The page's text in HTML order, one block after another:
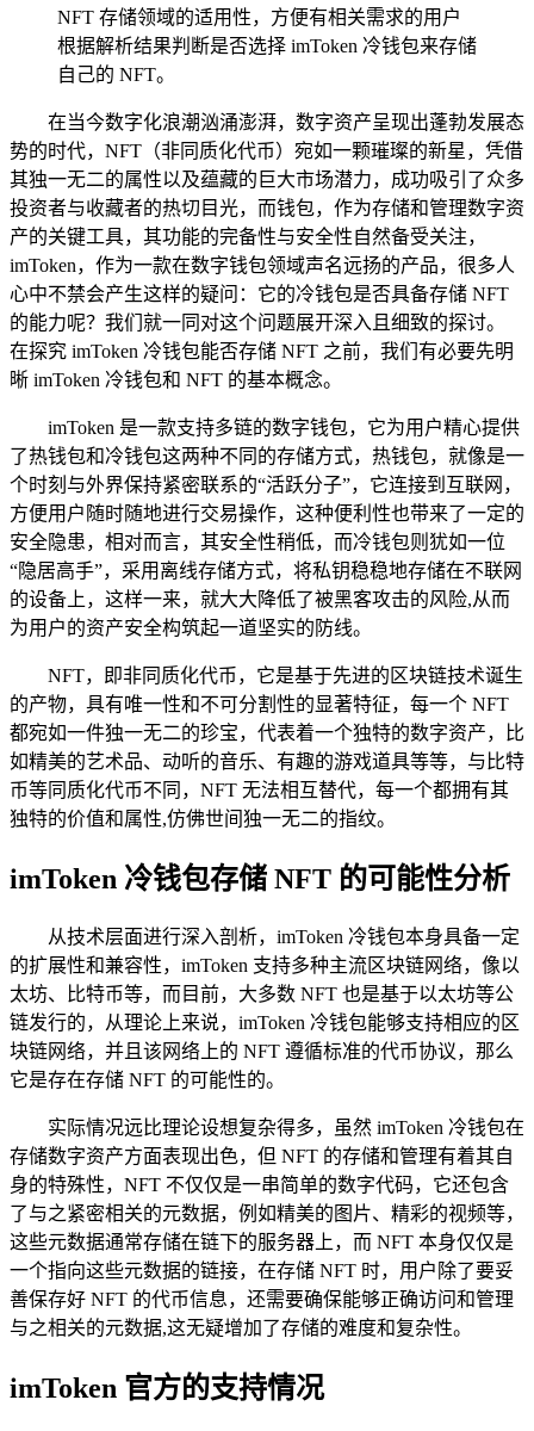
NFT 存储领域的适用性，方便有相关需求的用户
根据解析结果判断是否选择 imToken 冷钱包来存储
自己的 NFT。
在当今数字化浪潮汹涌澎湃，数字资产呈现出蓬勃发展态
势的时代，NFT（非同质化代币）宛如一颗璀璨的新星，凭借
其独一无二的属性以及蕴藏的巨大市场潜力，成功吸引了众多
投资者与收藏者的热切目光，而钱包，作为存储和管理数字资
产的关键工具，其功能的完备性与安全性自然备受关注，
imToken，作为一款在数字钱包领域声名远扬的产品，很多人
心中不禁会产生这样的疑问：它的冷钱包是否具备存储 NFT
的能力呢？我们就一同对这个问题展开深入且细致的探讨。
在探究 imToken 冷钱包能否存储 NFT 之前，我们有必要先明
晰 imToken 冷钱包和 NFT 的基本概念。
imToken 是一款支持多链的数字钱包，它为用户精心提供
了热钱包和冷钱包这两种不同的存储方式，热钱包，就像是一
个时刻与外界保持紧密联系的“活跃分子”，它连接到互联网，
方便用户随时随地进行交易操作，这种便利性也带来了一定的
安全隐患，相对而言，其安全性稍低，而冷钱包则犹如一位
“隐居高手”，采用离线存储方式，将私钥稳稳地存储在不联网
的设备上，这样一来，就大大降低了被黑客攻击的风险,从而
为用户的资产安全构筑起一道坚实的防线。
NFT，即非同质化代币，它是基于先进的区块链技术诞生
的产物，具有唯一性和不可分割性的显著特征，每一个 NFT
都宛如一件独一无二的珍宝，代表着一个独特的数字资产，比
如精美的艺术品、动听的音乐、有趣的游戏道具等等，与比特
币等同质化代币不同，NFT 无法相互替代，每一个都拥有其
独特的价值和属性,仿佛世间独一无二的指纹。
imToken 冷钱包存储 NFT 的可能性分析
从技术层面进行深入剖析，imToken 冷钱包本身具备一定
的扩展性和兼容性，imToken 支持多种主流区块链网络，像以
太坊、比特币等，而目前，大多数 NFT 也是基于以太坊等公
链发行的，从理论上来说，imToken 冷钱包能够支持相应的区
块链网络，并且该网络上的 NFT 遵循标准的代币协议，那么
它是存在存储 NFT 的可能性的。
实际情况远比理论设想复杂得多，虽然 imToken 冷钱包在
存储数字资产方面表现出色，但 NFT 的存储和管理有着其自
身的特殊性，NFT 不仅仅是一串简单的数字代码，它还包含
了与之紧密相关的元数据，例如精美的图片、精彩的视频等，
这些元数据通常存储在链下的服务器上，而 NFT 本身仅仅是
一个指向这些元数据的链接，在存储 NFT 时，用户除了要妥
善保存好 NFT 的代币信息，还需要确保能够正确访问和管理
与之相关的元数据,这无疑增加了存储的难度和复杂性。
imToken 官方的支持情况